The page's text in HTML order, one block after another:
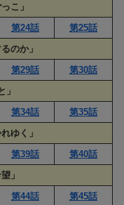
こ」
第24話
第25話
のか」
第29話
第30話
」
第34話
第35話
ゆく」
第39話
第40話
」
第44話 第45話